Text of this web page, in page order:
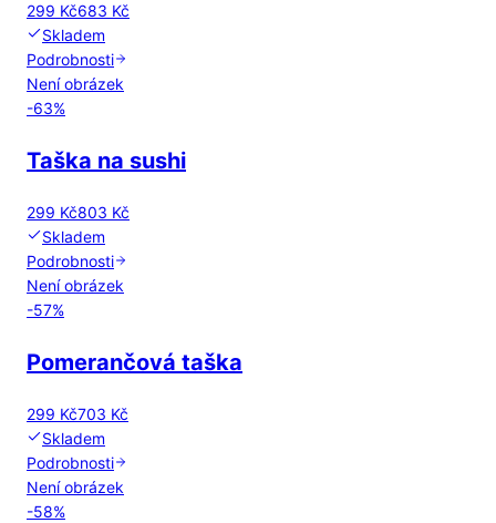
299 Kč683 Kč
Skladem
Podrobnosti
Není obrázek
-63%
Taška na sushi
299 Kč803 Kč
Skladem
Podrobnosti
Není obrázek
-57%
Pomerančová taška
299 Kč703 Kč
Skladem
Podrobnosti
Není obrázek
-58%